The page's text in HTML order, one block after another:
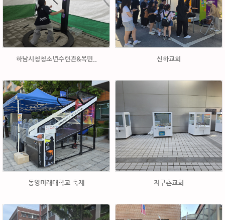
하남시청청소년수련관&목민.. 신하교회
동양미래대학교 축제 지구촌교회